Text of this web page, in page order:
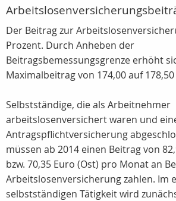
Der Beitrag zur
Prozent. Durch Anheben der
Beitragsbemessungsgrenze erhöht
Maximalbeitrag von 174,00 auf
Selbstständige, die als Arbeitnehmer
arbeitslosenversichert waren und
Antragspflichtversicherung
müssen ab 2014 einen Beitrag von
bzw. 70,35 Euro (Ost) pro Monat an
Arbeitslosenversicherung zahlen. Im
selbstständigen Tätigkeit wird